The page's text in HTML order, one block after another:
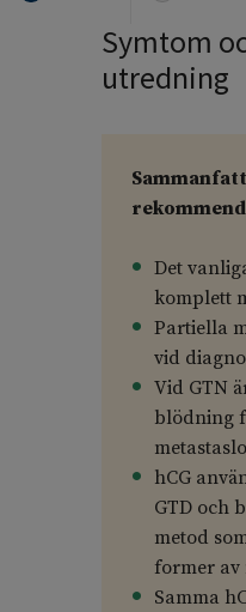
Symtom
utredning
Det
komplett
Partiella
vid
Vid GTN
blödning
hCG
GTD och
metod
former av
Samma